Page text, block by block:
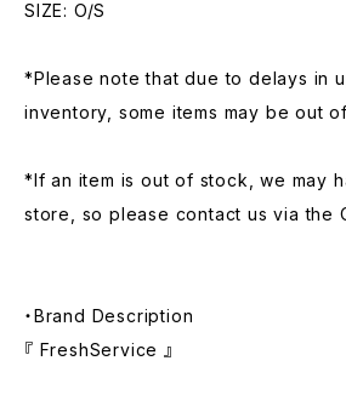
SIZE: O/S
*Please note that due to delays in
inventory, some items may be out
*If an item is out of stock, we may
store, so please contact us via the
・Brand Description
『 FreshService 』